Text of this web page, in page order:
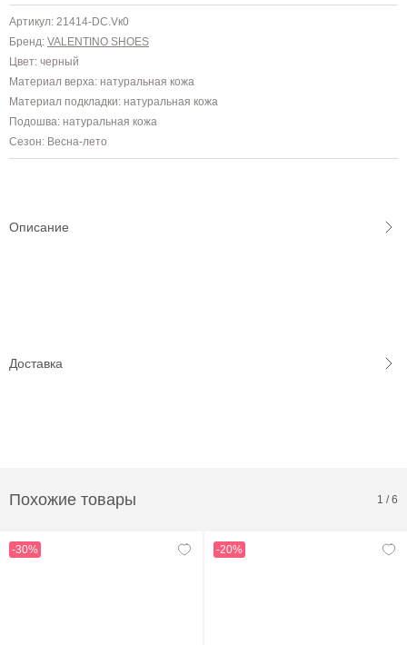
Артикул: 21414-DC.Vк0
Бренд: VALENTINO SHOES
Цвет: черный
Материал верха: натуральная кожа
Материал подкладки: натуральная кожа
Подошва: натуральная кожа
Сезон: Весна-лето
Описание
Доставка
Похожие товары 1 /6
-30% -20%